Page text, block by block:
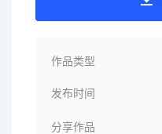
作品类型
发布时间
分享作品